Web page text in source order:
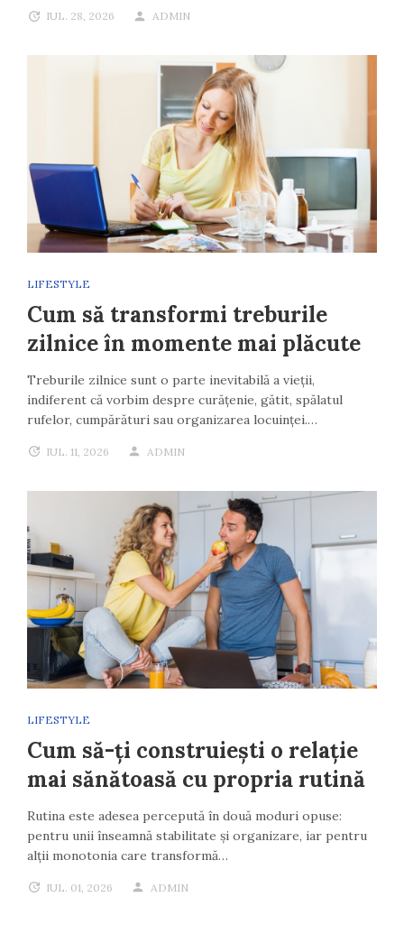
IUL. 28, 2026 ADMIN
LIFESTYLE
Cum să transformi treburile
zilnice în momente mai plăcute
Treburile zilnice sunt o parte inevitabilă a vieții,
indiferent că vorbim despre curățenie, gătit, spălatul
rufelor, cumpărături sau organizarea locuinței.…
IUL. 11, 2026 ADMIN
LIFESTYLE
Cum să-ți construiești o relație
mai sănătoasă cu propria rutină
Rutina este adesea percepută în două moduri opuse:
pentru unii înseamnă stabilitate și organizare, iar pentru
alții monotonia care transformă…
IUL. 01, 2026 ADMIN